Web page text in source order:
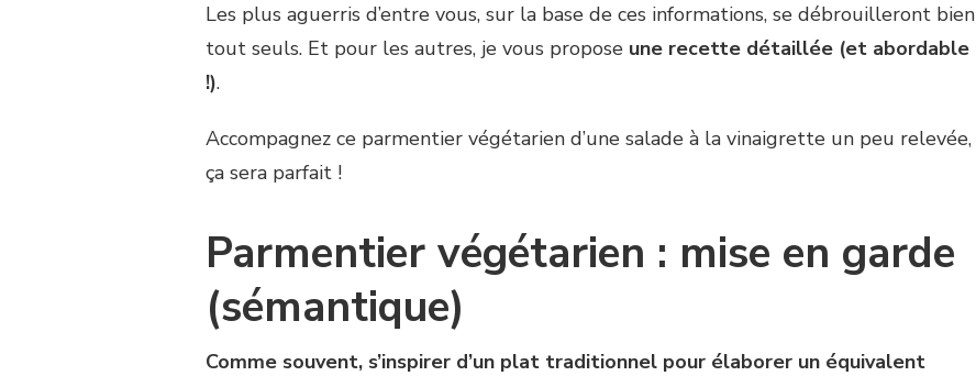
Les plus aguerris d’entre vous, sur la base de ces informations, se débrouilleront bien
tout seuls. Et pour les autres, je vous propose une recette détaillée (et abordable
!).
Accompagnez ce parmentier végétarien d’une salade à la vinaigrette un peu relevée,
ça sera parfait !
Parmentier végétarien : mise en garde
(sémantique)
Comme souvent, s’inspirer d’un plat traditionnel pour élaborer un équivalent